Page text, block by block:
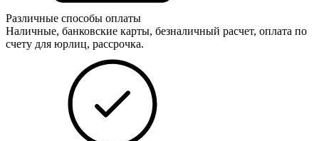
Различные способы оплаты
Наличные, банковские карты, безналичный расчет, оплата по
счету для юрлиц, рассрочка.